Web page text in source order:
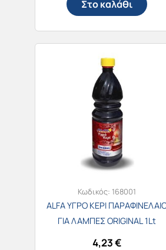
Στο καλάθι
Κωδικός: 168001
ALFA ΥΓΡΟ ΚΕΡΙ
ΓΙΑ ΛΑΜΠΕΣ ORIGINAL 1Lt
4,23€